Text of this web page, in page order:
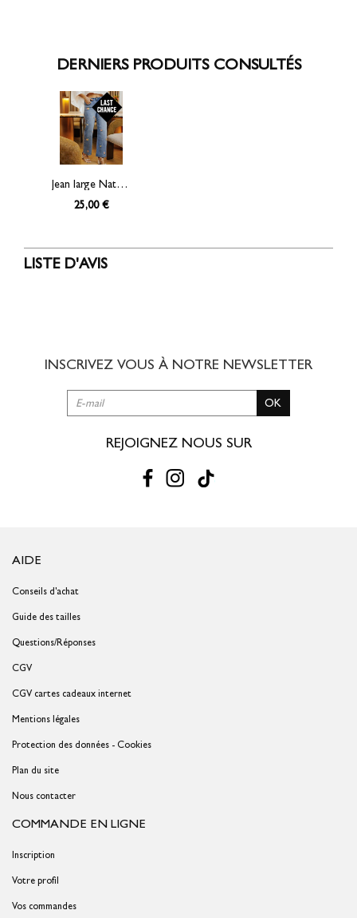
DERNIERS PRODUITS CONSULTÉS
Jean large Natacha brodé
25,00 €
LISTE D'AVIS
INSCRIVEZ VOUS À NOTRE NEWSLETTER
OK
REJOIGNEZ NOUS SUR
AIDE
Conseils d'achat
Guide des tailles
Questions/Réponses
CGV
CGV cartes cadeaux internet
Mentions légales
Protection des données - Cookies
Plan du site
Nous contacter
COMMANDE EN LIGNE
Inscription
Votre profil
Vos commandes